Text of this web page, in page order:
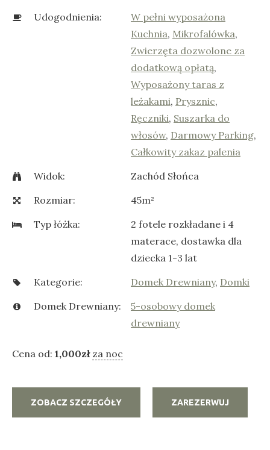
Udogodnienia:
W pełni wyposażona
Kuchnia, Mikrofalówka,
Zwierzęta dozwolone za
dodatkową opłatą,
Wyposażony taras z
leżakami, Prysznic,
Ręczniki, Suszarka do
włosów, Darmowy Parking,
Całkowity zakaz palenia
Widok:
Zachód Słońca
Rozmiar:
45m²
Typ łóżka:
2 fotele rozkładane i 4
materace, dostawka dla
dziecka 1-3 lat
Kategorie:
Domek Drewniany, Domki
Domek Drewniany:
5-osobowy domek
drewniany
Cena od: 1,000zł za noc
ZOBACZ SZCZEGÓŁY ZAREZERWUJ